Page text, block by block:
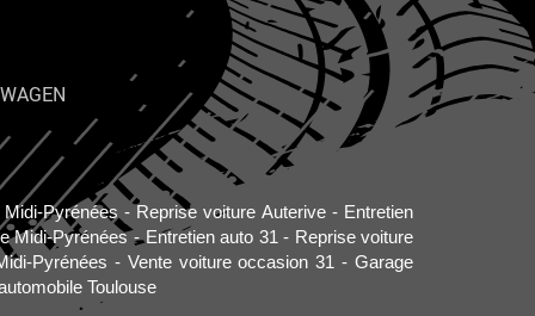
Pyrénées Reprise voiture Auterive
Entretien
Midi-Pyrénées
Entretien auto 31
Reprise voiture
Pyrénées
Vente voiture occasion 31
Garage
Toulouse